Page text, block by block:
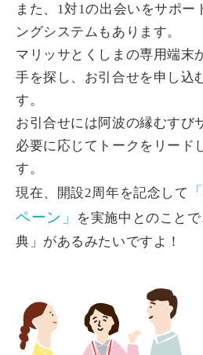
また、1対1の出会いをサポー
ングシステムもあります。
マリッサとくしまの専用端末
手を探し、お引合せを申し込
す。
お引合せには阿波の縁むすび
必要に応じてトークをリード
す。
現在、開設2周年を記念して
ペーン」
を実施中とのこと
典」があるみたいですよ！